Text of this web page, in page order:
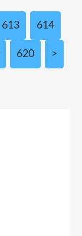
613 614
620 630
640
650
660
670
680
690
700
>